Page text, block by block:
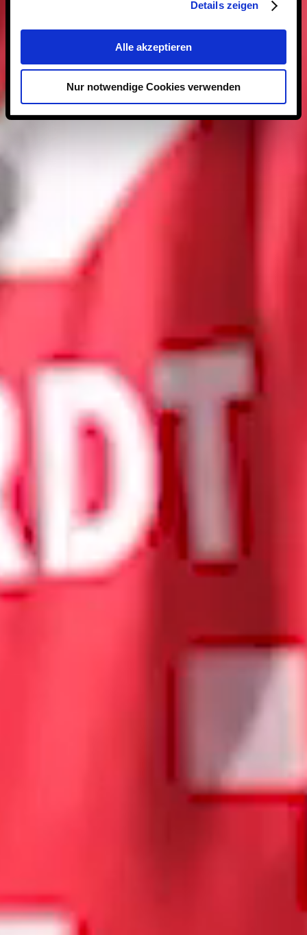
Details zeigen
Alle akzeptieren
Nur notwendige Cookies verwenden